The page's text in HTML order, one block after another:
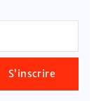
S’inscrire